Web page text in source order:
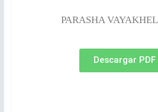
PARASHA
Descargar PDF